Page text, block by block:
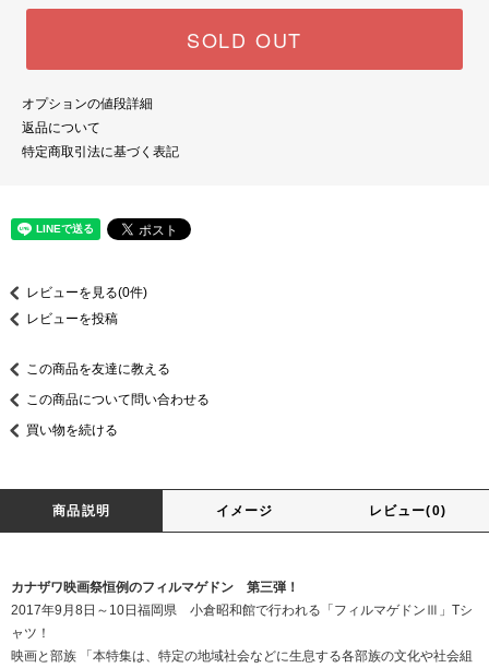
SOLD OUT
オプションの値段詳細
返品について
特定商取引法に基づく表記
レビューを見る(0件)
レビューを投稿
この商品を友達に教える
この商品について問い合わせる
買い物を続ける
商品説明 イメージ レビュー(0)
カナザワ映画祭恒例のフィルマゲドン 第三弾！
2017年9月8日～10日福岡県 小倉昭和館で行われる「フィルマゲドンⅢ」Tシ
ャツ！
映画と部族 「本特集は、特定の地域社会などに生息する各部族の文化や社会組